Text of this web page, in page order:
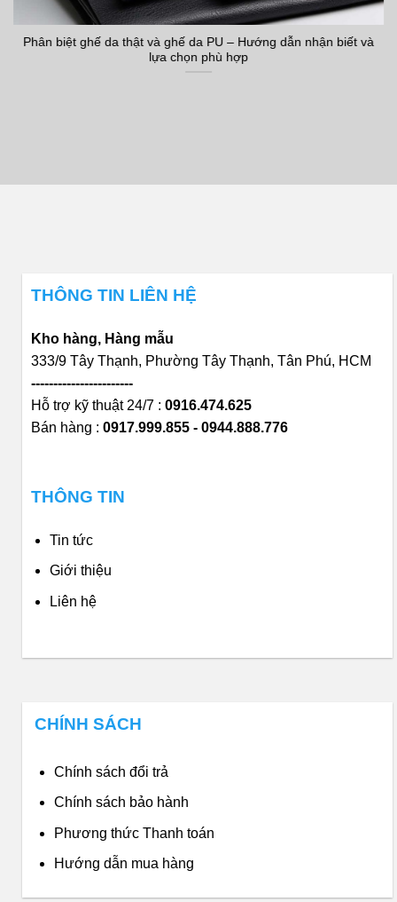
Phân biệt ghế da thật và ghế da PU – Hướng dẫn nhận biết và
lựa chọn phù hợp
THÔNG TIN LIÊN HỆ
Kho hàng, Hàng mẫu
333/9 Tây Thạnh, Phường Tây Thạnh, Tân Phú, HCM
-----------------------
Hỗ trợ kỹ thuật 24/7 : 0916.474.625
Bán hàng : 0917.999.855 - 0944.888.776
THÔNG TIN
Tin tức
Giới thiệu
Liên hệ
CHÍNH SÁCH
Chính sách đổi trả
Chính sách bảo hành
Phương thức Thanh toán
Hướng dẫn mua hàng